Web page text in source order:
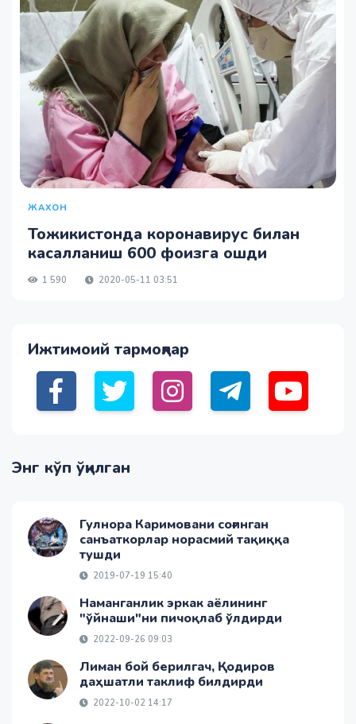
ЖАХОН
Тожикистонда коронавирус билан
касалланиш 600 фоизга ошди
1 590 2020-05-11 03:51
Ижтимоий тармоқлар
Энг кўп ўқилган
Гулнора Каримовани соғинган
санъаткорлар норасмий тақиққа
тушди
2019-07-19 15:40
Наманганлик эркак аёлининг
"ўйнаши"ни пичоқлаб ўлдирди
2022-09-26 09:03
Лиман бой берилгач, Қодиров
даҳшатли таклиф билдирди
2022-10-02 14:17